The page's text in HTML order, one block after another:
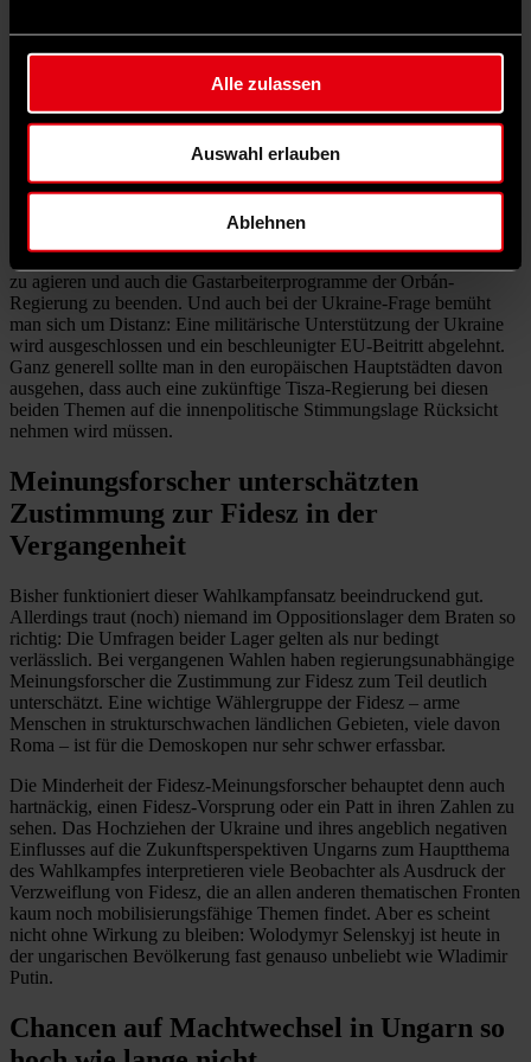
Alle zulassen
Auswahl erlauben
Ablehnen
war immer eines der bewährten Mobilisierungsthemen von Fidesz.
darum, den Eindruck der Substanzlosigkeit zu zerstreuen und keine
psychologischen oder politischen Hürden für eine Stimmabgabe zu
Fidesz-Wählern eine Brücke zu bauen.
Dies ist besonders sichtbar bei den beiden Themen, mit denen
Fidesz nicht nur frühere, sondern auch den aktuellen Wahlkampf
Migration. Bei der Migration verspricht Tisza sogar, härter als Fidesz
zu agieren und auch die Gastarbeiterprogramme der Orbán-
Regierung zu beenden. Und auch bei der Ukraine-Frage bemüht
man sich um Distanz: Eine militärische Unterstützung der Ukraine
wird ausgeschlossen und ein beschleunigter EU-Beitritt abgelehnt.
Ganz generell sollte man in den europäischen Hauptstädten davon
ausgehen, dass auch eine zukünftige Tisza-Regierung bei diesen
beiden Themen auf die innenpolitische Stimmungslage Rücksicht
nehmen wird müssen.
Meinungsforscher unterschätzten
Zustimmung zur Fidesz in der
Vergangenheit
Bisher funktioniert dieser Wahlkampfansatz beeindruckend gut.
Allerdings traut (noch) niemand im Oppositionslager dem Braten so
richtig: Die Umfragen beider Lager gelten als nur bedingt
verlässlich. Bei vergangenen Wahlen haben regierungsunabhängige
Meinungsforscher die Zustimmung zur Fidesz zum Teil deutlich
unterschätzt. Eine wichtige Wählergruppe der Fidesz – arme
Menschen in strukturschwachen ländlichen Gebieten, viele davon
Roma – ist für die Demoskopen nur sehr schwer erfassbar.
Die Minderheit der Fidesz-Meinungsforscher behauptet denn auch
hartnäckig, einen Fidesz-Vorsprung oder ein Patt in ihren Zahlen zu
sehen. Das Hochziehen der Ukraine und ihres angeblich negativen
Einflusses auf die Zukunftsperspektiven Ungarns zum Hauptthema
des Wahlkampfes interpretieren viele Beobachter als Ausdruck der
Verzweiflung von Fidesz, die an allen anderen thematischen Fronten
kaum noch mobilisierungsfähige Themen findet. Aber es scheint
nicht ohne Wirkung zu bleiben: Wolodymyr Selenskyj ist heute in
der ungarischen Bevölkerung fast genauso unbeliebt wie Wladimir
Putin.
Chancen auf Machtwechsel in Ungarn so